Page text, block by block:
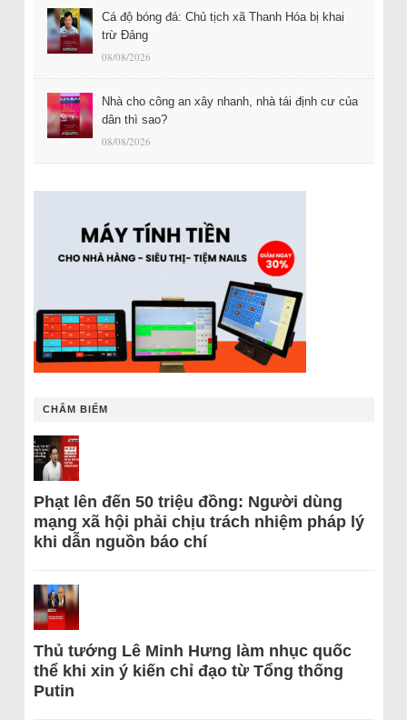
Cá độ bóng đá: Chủ tịch xã Thanh Hóa bị khai
trừ Đảng
08/08/2026
Nhà cho công an xây nhanh, nhà tái định cư của
dân thì sao?
08/08/2026
CHÂM BIẾM
Phạt lên đến 50 triệu đồng: Người dùng
mạng xã hội phải chịu trách nhiệm pháp lý
khi dẫn nguồn báo chí
Thủ tướng Lê Minh Hưng làm nhục quốc
thể khi xin ý kiến chỉ đạo từ Tổng thống
Putin